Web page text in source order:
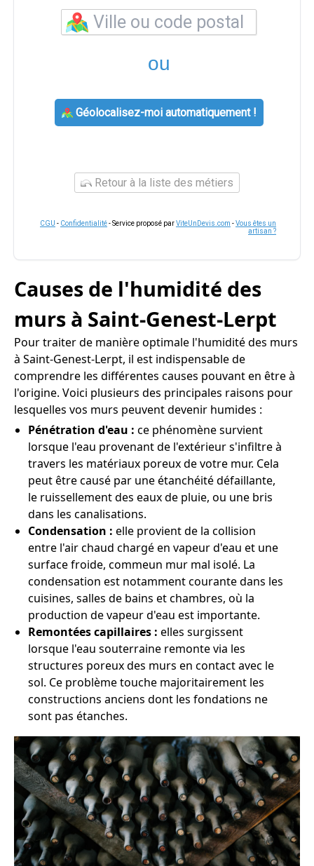
ou
Géolocalisez-moi automatiquement !
Retour à la liste des métiers
CGU - Confidentialité- Service proposé parViteUnDevis.com -Vous êtes un
artisan ?
Causes de l'humidité des
murs à Saint-Genest-Lerpt
Pour traiter de manière optimale l'humidité des murs
à Saint-Genest-Lerpt, il est indispensable de
comprendre les différentes causes pouvant en être à
l'origine. Voici plusieurs des principales raisons pour
lesquelles vos murs peuvent devenir humides :
Pénétration d'eau : ce phénomène survient
lorsque l'eau provenant de l'extérieur s'infiltre à
travers les matériaux poreux de votre mur. Cela
peut être causé par une étanchéité défaillante,
le ruissellement des eaux de pluie, ou une bris
dans les canalisations.
Condensation : elle provient de la collision
entre l'air chaud chargé en vapeur d'eau et une
surface froide, commeun mur mal isolé. La
condensation est notamment courante dans les
cuisines, salles de bains et chambres, où la
production de vapeur d'eau est importante.
Remontées capillaires : elles surgissent
lorsque l'eau souterraine remonte via les
structures poreux des murs en contact avec le
sol. Ce problème touche majoritairement les
constructions anciens dont les fondations ne
sont pas étanches.